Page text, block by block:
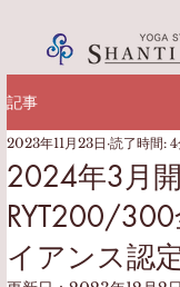
記事
2024年3月
RYT200/
イアンス認
2023年11月23日 読了時間: